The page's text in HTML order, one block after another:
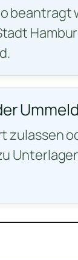
beantragt
zulassen